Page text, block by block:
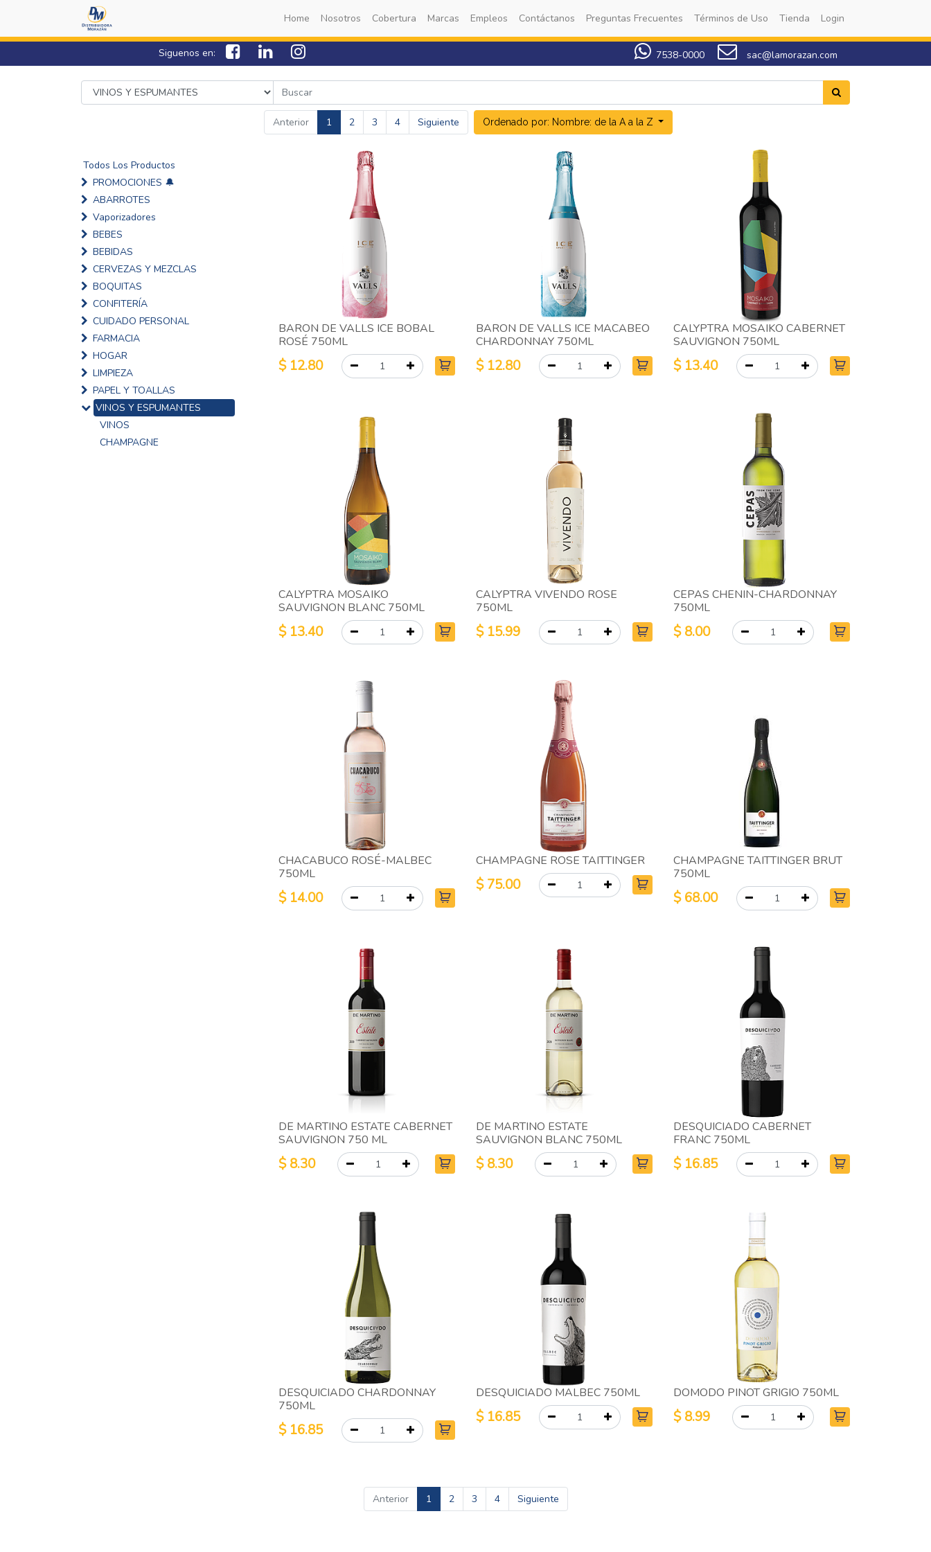
Home Nosotros Cobertura Marcas Empleos Contáctanos Preguntas Frecuentes Términos de Uso Tienda Login
Siguenos en: 7538-0000 sac@lamorazan.com
Anterior 1 2 3 4 Siguiente Ordenado por: Nombre: de la A a la Z
Todos Los Productos
PROMOCIONES 🔔
ABARROTES
Vaporizadores
BEBES
BEBIDAS
CERVEZAS Y MEZCLAS
BOQUITAS
CONFITERÍA
CUIDADO PERSONAL
FARMACIA
HOGAR
LIMPIEZA
PAPEL Y TOALLAS
VINOS Y ESPUMANTES
VINOS
CHAMPAGNE
BARON DE VALLS ICE BOBAL
ROSÉ 750ML
$ 12.80
BARON DE VALLS ICE MACABEO
CHARDONNAY 750ML
$ 12.80
CALYPTRA MOSAIKO CABERNET
SAUVIGNON 750ML
$ 13.40
CALYPTRA MOSAIKO
SAUVIGNON BLANC 750ML
$ 13.40
CALYPTRA VIVENDO ROSE
750ML
$ 15.99
CEPAS CHENIN-CHARDONNAY
750ML
$8.00
CHACABUCO ROSÉ-MALBEC
750ML
$ 14.00
CHAMPAGNE ROSE TAITTINGER
$75.00
CHAMPAGNE TAITTINGER BRUT
750ML
$68.00
DE MARTINO ESTATE CABERNET
SAUVIGNON 750 ML
$8.30
DE MARTINO ESTATE
SAUVIGNON BLANC 750ML
$8.30
DESQUICIADO CABERNET
FRANC 750ML
$ 16.85
DESQUICIADO CHARDONNAY
750ML
$ 16.85
DESQUICIADO MALBEC 750ML
$ 16.85
DOMODO PINOT GRIGIO 750ML
$8.99
Anterior 1 2 3 4 Siguiente